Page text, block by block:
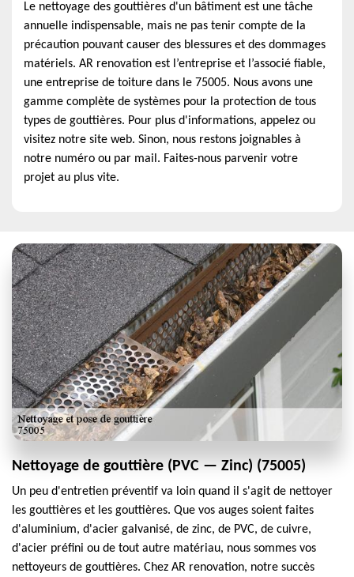
Le nettoyage des gouttières d'un bâtiment est une tâche
annuelle indispensable, mais ne pas tenir compte de la
précaution pouvant causer des blessures et des dommages
matériels. AR renovation est l’entreprise et l’associé fiable,
une entreprise de toiture dans le 75005. Nous avons une
gamme complète de systèmes pour la protection de tous
types de gouttières. Pour plus d'informations, appelez ou
visitez notre site web. Sinon, nous restons joignables à
notre numéro ou par mail. Faites-nous parvenir votre
projet au plus vite.
Nettoyage de gouttière (PVC — Zinc) (75005)
Un peu d'entretien préventif va loin quand il s'agit de nettoyer
les gouttières et les gouttières. Que vos auges soient faites
d'aluminium, d'acier galvanisé, de zinc, de PVC, de cuivre,
d'acier préfini ou de tout autre matériau, nous sommes vos
nettoyeurs de gouttières. Chez AR renovation, notre succès